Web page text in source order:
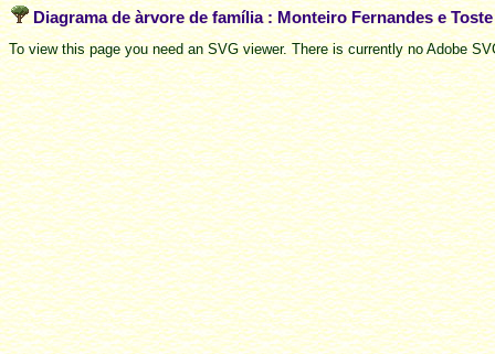
Diagrama de àrvore de família : Monteiro Fernandes e
To view this page you need an SVG viewer. There is currently no Adobe